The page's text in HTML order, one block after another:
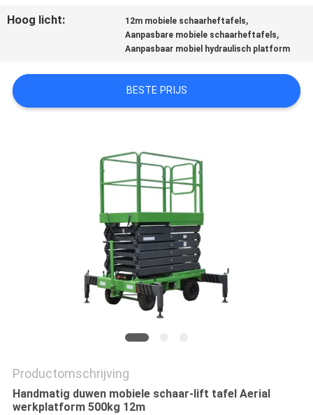
NIEUWS
OFFERTE
PRIVACYBELEID
Hoog licht: 12m mobiele schaarheftafels,
Aanpasbare mobiele schaarheftafels,
Aanpasbaar mobiel hydraulisch platform
BESTE PRIJS
Productomschrijving
Handmatig duwen mobiele schaar-lift tafel Aerial
werkplatform 500kg 12m